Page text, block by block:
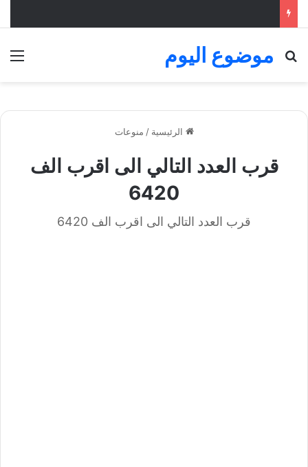
موضوع اليوم
بحث عن
الرئيسية / منوعات
قرب العدد التالي الى اقرب الف
6420
قرب العدد التالي الى اقرب الف 6420